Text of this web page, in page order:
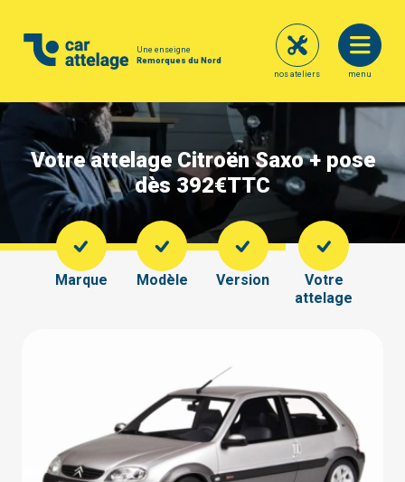
Une enseigne
Remorques du Nord
menu
nos ateliers
Votre attelage Citroën Saxo + pose
dès 392€TTC
Marque Modèle Version
Votre
attelage